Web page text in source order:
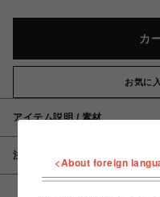
カ
お気に
アイテム説明 / 素材
注意事項 <About foreign